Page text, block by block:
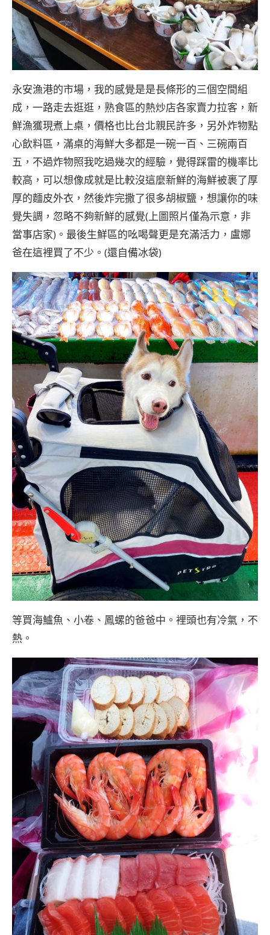
永安漁港的市場，我的感覺是是長條形的三個空間組
成，一路走去逛逛，熟食區的熱炒店各家賣力拉客，新
鮮漁獲現煮上桌，價格也比台北親民許多，另外炸物點
心飲料區，滿桌的海鮮大多都是一碗一百、三碗兩百
五，不過炸物照我吃過幾次的經驗，覺得踩雷的機率比
較高，可以想像成就是比較沒這麼新鮮的海鮮被裹了厚
厚的麵皮外衣，然後炸完撒了很多胡椒鹽，想讓你的味
覺失調，忽略不夠新鮮的感覺(上圖照片僅為示意，非
當事店家)。最後生鮮區的吆喝聲更是充滿活力，盧娜
爸在這裡買了不少。(還自備冰袋)
等買海鱸魚、小卷、鳳螺的爸爸中。裡頭也有冷氣，不
熱。